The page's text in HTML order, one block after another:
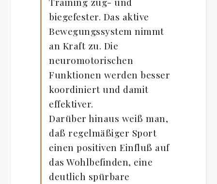
biegefester. Das aktive
Bewegungssystem nimmt
an Kraft zu. Die
neuromotorischen
Funktionen werden besser
koordiniert und damit
effektiver.
Darüber hinaus weiß man,
daß regelmäßiger Sport
einen positiven Einfluß auf
das Wohlbefinden, eine
deutlich spürbare